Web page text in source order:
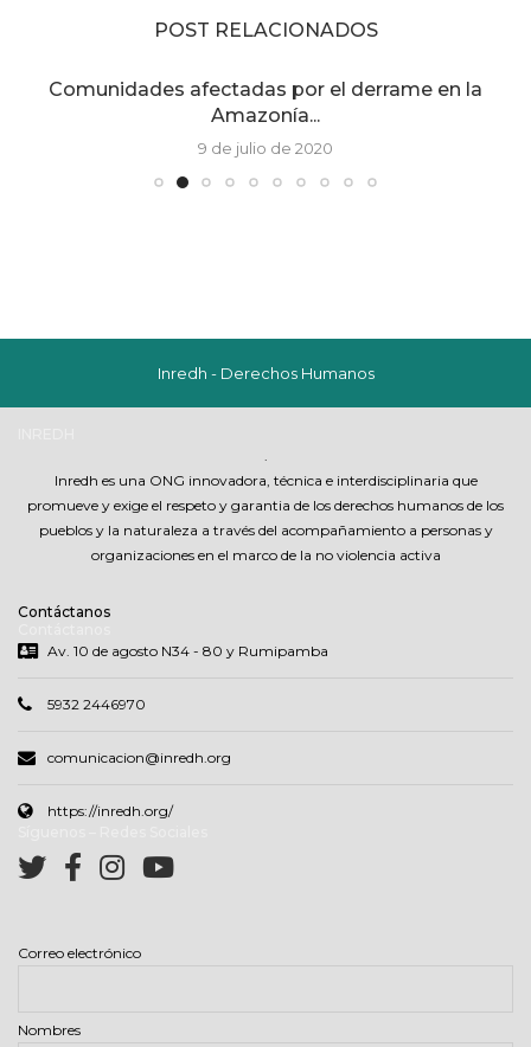
POST RELACIONADOS
Comunidades afectadas por el derrame en la
Amazonía...
9 de julio de 2020
Inredh - Derechos Humanos
.
Inredh es una ONG innovadora, técnica e interdisciplinaria que
promueve y exige el respeto y garantia de los derechos humanos de los
pueblos y la naturaleza a través del acompañamiento a personas y
organizaciones en el marco de la no violencia activa
Contáctanos
Av. 10 de agosto N34 - 80 y Rumipamba
5932 2446970
comunicacion@inredh.org
https://inredh.org/
Correo electrónico
Nombres